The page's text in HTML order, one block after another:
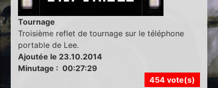
Tournage
Troisième reflet de tournage sur le téléphone
portable de Lee.
Ajoutée le 23.10.2014
Minutage : 00:27:29
454 vote(s)